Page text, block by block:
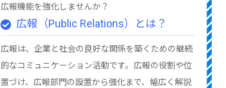
広報機能を強化しませんか？
広報（Public Relations）とは？
広報は、企業と社会の良好な関係を築くための継続
的なコミュニケーション活動です。広報の役割や位
置づけ、広報部門の設置から強化まで、幅広く解説